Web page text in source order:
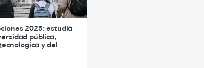
2025: estudiá
pública,
y del